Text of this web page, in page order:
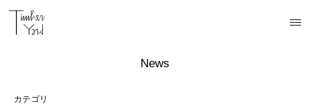
News
カテゴリ